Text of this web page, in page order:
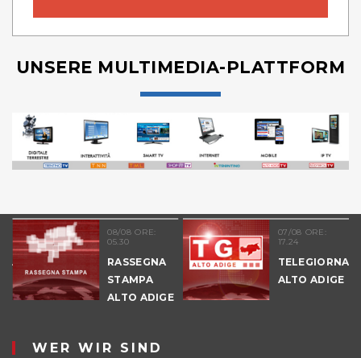
UNSERE MULTIMEDIA-PLATTFORM
08/08 ORE:
05.30
RASSEGNA
STAMPA
ALTO ADIGE
07/08 ORE:
17.24
ALTO ADIGE
WER WIR SIND